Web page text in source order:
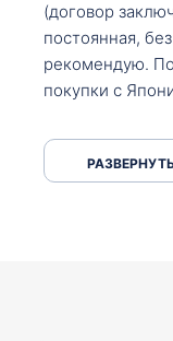
(договор
постоянная,
рекомендую.
покупки с
что заполнить,
приехал за